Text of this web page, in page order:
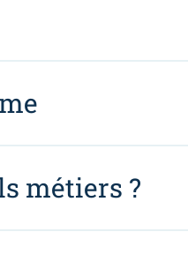
métiers ?